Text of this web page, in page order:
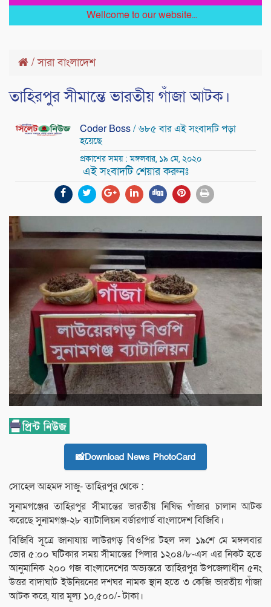
Wellcome to our website...
/সারা বাংলাদেশ
তাহিরপুর সীমান্তে ভারতীয় গাঁজা আটক।
Coder Boss/ ৬৮৫ বার এই সংবাদটি পড়া
হয়েছে
প্রকাশের সময় : মঙ্গলবার, ১৯ মে, ২০২০
এই সংবাদটি শেয়ার করুনঃ
📸Download News PhotoCard
সোহেল আহমদ সাজু- তাহিরপুর থেকে :
সুনামগঞ্জের তাহিরপুর সীমান্তের ভারতীয় নিষিদ্ধ গাঁজার চালান আটক
করেছে সুনামগঞ্জ-২৮ ব্যাটালিয়ন বর্ডারগার্ড বাংলাদেশ বিজিবি।
বিজিবি সূত্রে জানাযায় লাউরগড় বিওপির টহল দল ১৯শে মে মঙ্গলবার
ভোর ৫:০০ ঘটিকার সময় সীমান্তের পিলার ১২০৪/৮-এস এর নিকট হতে
আনুমানিক ২০০ গজ বাংলাদেশের অভ্যন্তরে তাহিরপুর উপজেলাধীন ৫নং
উত্তর বাদাঘাট ইউনিয়নের দশঘর নামক স্থান হতে ৩ কেজি ভারতীয় গাঁজা
আটক করে, যার মূল্য ১০,৫০০/- টাকা।